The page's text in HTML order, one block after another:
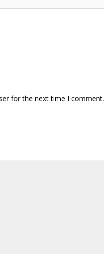
for the next time I comment.